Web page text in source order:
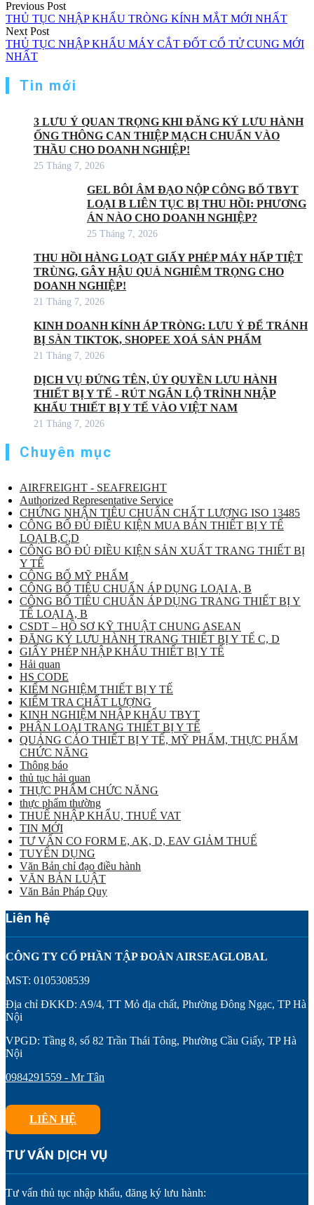
Điều
hướng
bài
viết
Previous Post
THỦ TỤC NHẬP KHẨU TRÒNG KÍNH MẮT MỚI NHẤT
Next Post
THỦ TỤC NHẬP KHẨU MÁY CẮT ĐỐT CỔ TỬ CUNG MỚI
NHẤT
Tin mới
3 LƯU Ý QUAN TRỌNG KHI ĐĂNG KÝ LƯU HÀNH
ỐNG THÔNG CAN THIỆP MẠCH CHUẨN VÀO
THẦU CHO DOANH NGHIỆP!
25 Tháng 7, 2026
GEL BÔI ÂM ĐẠO NỘP CÔNG BỐ TBYT
LOẠI B LIÊN TỤC BỊ THU HỒI: PHƯƠNG
ÁN NÀO CHO DOANH NGHIỆP?
25 Tháng 7, 2026
THU HỒI HÀNG LOẠT GIẤY PHÉP MÁY HẤP TIỆT
TRÙNG, GÂY HẬU QUẢ NGHIÊM TRỌNG CHO
DOANH NGHIỆP!
21 Tháng 7, 2026
KINH DOANH KÍNH ÁP TRÒNG: LƯU Ý ĐỂ TRÁNH
BỊ SÀN TIKTOK, SHOPEE XOÁ SẢN PHẨM
21 Tháng 7, 2026
DỊCH VỤ ĐỨNG TÊN, ỦY QUYỀN LƯU HÀNH
THIẾT BỊ Y TẾ - RÚT NGẮN LỘ TRÌNH NHẬP
KHẨU THIẾT BỊ Y TẾ VÀO VIỆT NAM
21 Tháng 7, 2026
Chuyên mục
AIRFREIGHT - SEAFREIGHT
Authorized Representative Service
CHỨNG NHẬN TIÊU CHUẨN CHẤT LƯỢNG ISO 13485
CÔNG BỐ ĐỦ ĐIỀU KIỆN MUA BÁN THIẾT BỊ Y TẾ
LOẠI B,C,D
CÔNG BỐ ĐỦ ĐIỀU KIỆN SẢN XUẤT TRANG THIẾT BỊ
Y TẾ
CÔNG BỐ MỸ PHẨM
CÔNG BỐ TIÊU CHUẨN ÁP DỤNG LOẠI A, B
CÔNG BỐ TIÊU CHUẨN ÁP DỤNG TRANG THIẾT BỊ Y
TẾ LOẠI A, B
CSDT – HỒ SƠ KỸ THUẬT CHUNG ASEAN
ĐĂNG KÝ LƯU HÀNH TRANG THIẾT BỊ Y TẾ C, D
GIẤY PHÉP NHẬP KHẨU THIẾT BỊ Y TẾ
Hải quan
HS CODE
KIỂM NGHIỆM THIẾT BỊ Y TẾ
KIỂM TRA CHẤT LƯỢNG
KINH NGHIỆM NHẬP KHẨU TBYT
PHÂN LOẠI TRANG THIẾT BỊ Y TẾ
QUẢNG CÁO THIẾT BỊ Y TẾ, MỸ PHẨM, THỰC PHẨM
CHỨC NĂNG
Thông báo
thủ tục hải quan
THỰC PHẨM CHỨC NĂNG
thực phẩm thường
THUẾ NHẬP KHẨU, THUẾ VAT
TIN MỚI
TƯ VẤN CO FORM E, AK, D, EAV GIẢM THUẾ
TUYỂN DỤNG
Văn Bản chỉ đạo điều hành
VĂN BẢN LUẬT
Văn Bản Pháp Quy
Liên hệ
CÔNG TY CỔ PHẦN TẬP ĐOÀN AIRSEAGLOBAL
MST: 0105308539
Địa chỉ ĐKKD: A9/4, TT Mỏ địa chất, Phường Đông Ngạc, TP Hà
Nội
VPGD: Tầng 8, số 82 Trần Thái Tông, Phường Cầu Giấy, TP Hà
Nội
0984291559 - Mr Tân
LIÊN HỆ
TƯ VẤN DỊCH VỤ
Tư vấn thủ tục nhập khẩu, đăng ký lưu hành: